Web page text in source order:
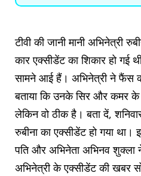
टीवी की जानी मानी अभिनेत्री
कार एक्सीडेंट का शिकार हो
सामने आई हैं। अभिनेत्री ने फैंस
बताया कि उनके सिर और कमर
लेकिन वो ठीक है। बता दें,
रुबीना का एक्सीडेंट हो गया
पति और अभिनेता अभिनव शुक्ला
अभिनेत्री के एक्सीडेंट की खबर